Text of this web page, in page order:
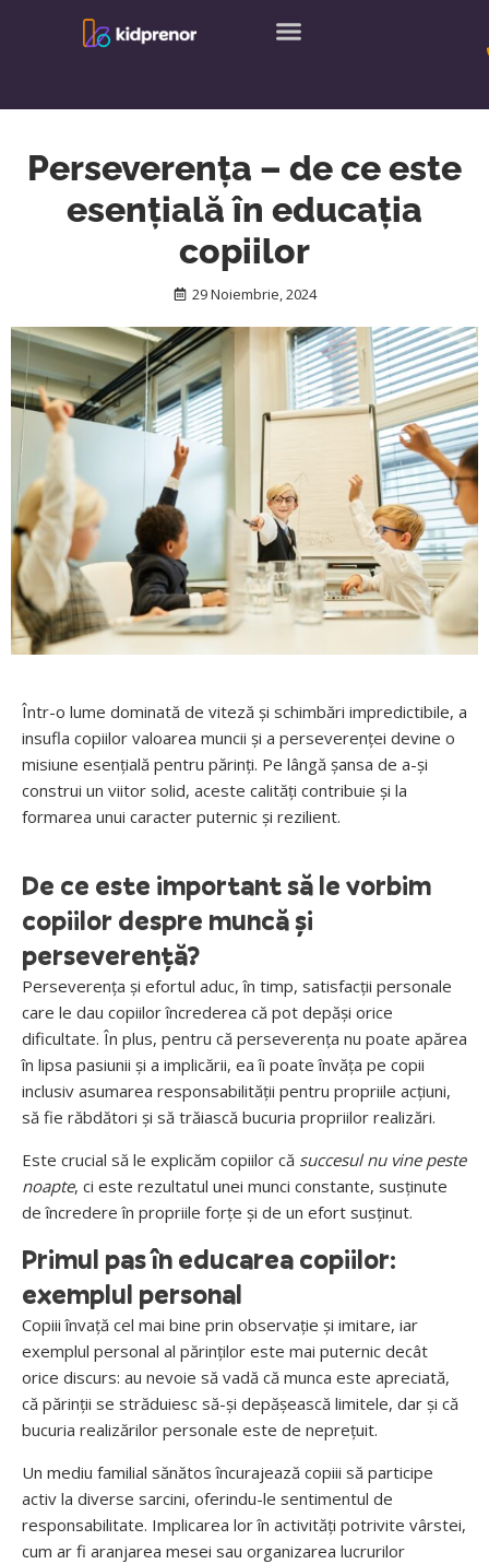
Perseverența – de ce este
esențială în educația
copiilor
29 Noiembrie, 2024
Într-o lume dominată de viteză și schimbări impredictibile, a
insufla copiilor valoarea muncii și a perseverenței devine o
misiune esențială pentru părinți. Pe lângă șansa de a-și
construi un viitor solid, aceste calități contribuie și la
formarea unui caracter puternic și rezilient.
De ce este important să le vorbim
copiilor despre muncă și
perseverență?
Perseverența și efortul aduc, în timp, satisfacții personale
care le dau copiilor încrederea că pot depăși orice
dificultate. În plus, pentru că perseverența nu poate apărea
în lipsa pasiunii și a implicării, ea îi poate învăța pe copii
inclusiv asumarea responsabilității pentru propriile acțiuni,
să fie răbdători și să trăiască bucuria propriilor realizări.
Este crucial să le explicăm copiilor că succesul nu vine peste
noapte, ci este rezultatul unei munci constante, susținute
de încredere în propriile forțe și de un efort susținut.
Primul pas în educarea copiilor:
exemplul personal
Copiii învață cel mai bine prin observație și imitare, iar
exemplul personal al părinților este mai puternic decât
orice discurs: au nevoie să vadă că munca este apreciată,
că părinții se străduiesc să-și depășească limitele, dar și că
bucuria realizărilor personale este de neprețuit.
Un mediu familial sănătos încurajează copiii să participe
activ la diverse sarcini, oferindu-le sentimentul de
responsabilitate. Implicarea lor în activități potrivite vârstei,
cum ar fi aranjarea mesei sau organizarea lucrurilor